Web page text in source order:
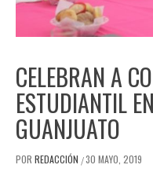
CELEBRAN A
ESTUDIANTIL
GUANJUATO
POR REDACCIÓN /30 MAYO, 2019